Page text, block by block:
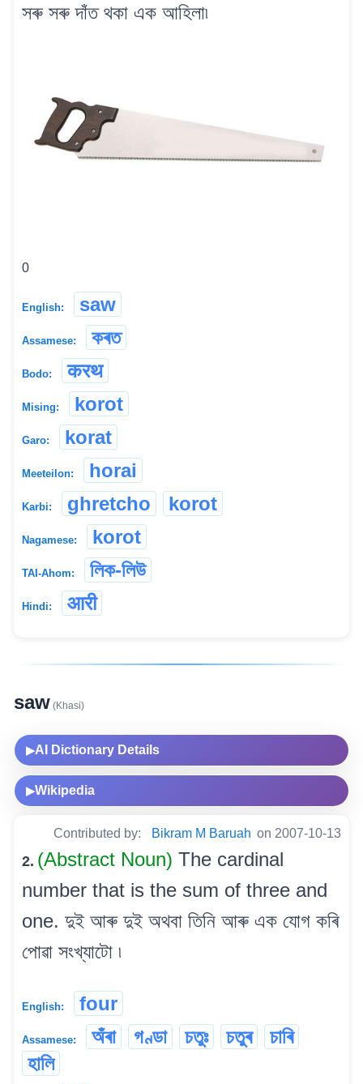
সৰু সৰু দাঁত থকা এক আহিলা৷
0
English: saw
Assamese: কৰত
Bodo: करथ
Mising: korot
Garo: korat
Meeteilon: horai
Karbi: ghretcho korot
Nagamese: korot
TAI-Ahom: লিক-লিউ
Hindi: आरी
saw (Khasi)
▶AI Dictionary Details
▶Wikipedia
Contributed by: Bikram M Baruah on 2007-10-13
2. (Abstract Noun) The cardinal
number that is the sum of three and
one. দুই আৰু দুই অথবা তিনি আৰু এক যোগ কৰি
পোৱা সংখ্যাটো ৷
English: four
Assamese: অঁৰা গণ্ডা চতুঃ চতুৰ
চাৰি
হালি